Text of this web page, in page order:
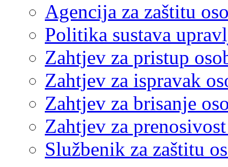
Agencija za zaštitu
Politika sustava
Zahtjev za pristup
Zahtjev za ispravak
Zahtjev za brisanje
Zahtjev za
Službenik za zaštitu